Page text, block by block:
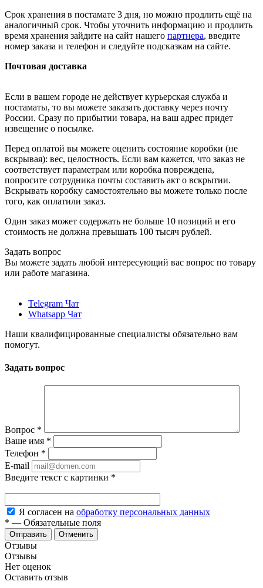
Срок хранения в постамате 3 дня, но можно продлить ещё на
аналогичный срок. Чтобы уточнить информацию и продлить
время хранения зайдите на сайт нашего партнера, введите
номер заказа и телефон и следуйте подсказкам на сайте.
Почтовая доставка
Если в вашем городе не действует курьерская служба и
постаматы, то вы можете заказать доставку через почту
России. Сразу по прибытии товара, на ваш адрес придет
извещение о посылке.
Перед оплатой вы можете оценить состояние коробки (не
вскрывая): вес, целостность. Если вам кажется, что заказ не
соответствует параметрам или коробка повреждена,
попросите сотрудника почты составить акт о вскрытии.
Вскрывать коробку самостоятельно вы можете только после
того, как оплатили заказ.
Один заказ может содержать не больше 10 позиций и его
стоимость не должна превышать 100 тысяч рублей.
Задать вопрос
Вы можете задать любой интересующий вас вопрос по товару
или работе магазина.
Telegram Чат
Whatsapp Чат
Наши квалифицированные специалисты обязательно вам
помогут.
Задать вопрос
Вопрос *
Ваше имя *
Телефон *
E-mail
Введите текст с картинки *
Я согласен на обработку персональных данных
* — Обязательные поля
Отменить
Отзывы
Отзывы
Нет оценок
Оставить отзыв